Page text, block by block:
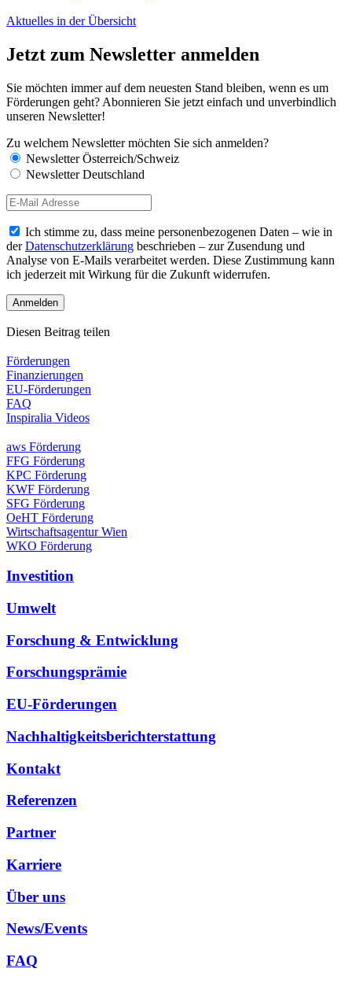
Aktuelles in der Übersicht
Jetzt zum Newsletter anmelden
Sie möchten immer auf dem neuesten Stand bleiben, wenn es um
Förderungen geht? Abonnieren Sie jetzt einfach und unverbindlich
unseren Newsletter!
Zu welchem Newsletter möchten Sie sich anmelden?
Newsletter Österreich/Schweiz
Newsletter Deutschland
Ich stimme zu, dass meine personenbezogenen Daten – wie in
derDatenschutzerklärung beschrieben – zur Zusendung und
Analyse von E-Mails verarbeitet werden. Diese Zustimmung kann
ich jederzeit mit Wirkung für die Zukunft widerrufen.
Diesen Beitrag teilen
Förderungen
Finanzierungen
EU-Förderungen
FAQ
Inspiralia Videos
aws Förderung
FFG Förderung
KPC Förderung
KWF Förderung
SFG Förderung
OeHT Förderung
Wirtschaftsagentur Wien
WKO Förderung
Investition
Umwelt
Forschung & Entwicklung
Forschungsprämie
EU-Förderungen
Nachhaltigkeitsberichterstattung
Kontakt
Referenzen
Partner
Karriere
Über uns
News/Events
FAQ